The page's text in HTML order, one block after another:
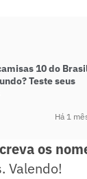
10 do
Teste seus
Há 1
os
Valendo!